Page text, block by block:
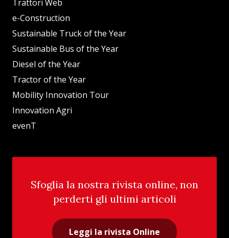
Trattori Web
e-Construction
Sustainable Truck of the Year
Sustainable Bus of the Year
Diesel of the Year
Tractor of the Year
Mobility Innovation Tour
Innovation Agri
evenT
Sfoglia la nostra rivista online, non
perderti gli ultimi articoli
Leggi la rivista Online